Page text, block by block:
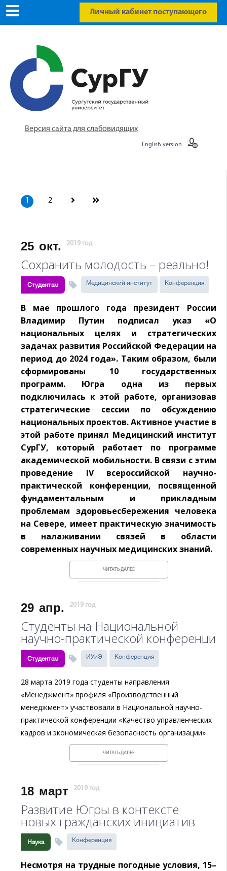
Личный кабинет поступающего
Версия сайта для слабовидящих
English version
1 2
25 окт. 2019 год
Сохранить молодость – реально!
Студентам Медицинский институт Конференция
В мае прошлого года президент России
Владимир Путин подписал указ «О
национальных целях и стратегических
задачах развития Российской Федерации на
период до 2024 года». Таким образом, были
сформированы 10 государственных
программ. Югра одна из первых
подключилась к этой работе, организовав
стратегические сессии по обсуждению
национальных проектов. Активное участие в
этой работе принял Медицинский институт
СурГУ, который работает по программе
академической мобильности. В связи с этим
проведение IV всероссийской научно-
практической конференции, посвященной
фундаментальным и прикладным
проблемам здоровьесбережения человека
на Севере, имеет практическую значимость
в налаживании связей в области
современных научных медицинских знаний.
ЧИТАТЬ ДАЛЕЕ
29 апр. 2019 год
Студенты на Национальной
научно-практической конференци
Студентам ИУиЭ Конференция
28 марта 2019 года студенты направления
«Менеджмент» профиля «Производственный
менеджмент» участвовали в Национальной научно-
практической конференции «Качество управленческих
кадров и экономическая безопасность организации»
ЧИТАТЬ ДАЛЕЕ
18 март 2019 год
Развитие Югры в контексте
новых гражданских инициатив
Наука Конференция
Несмотря на трудные погодные условия, 15–